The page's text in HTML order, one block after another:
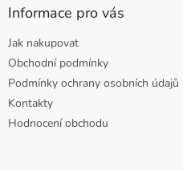
Informace pro vás
Jak nakupovat
Obchodní podmínky
Podmínky ochrany osobních údajů
Kontakty
Hodnocení obchodu